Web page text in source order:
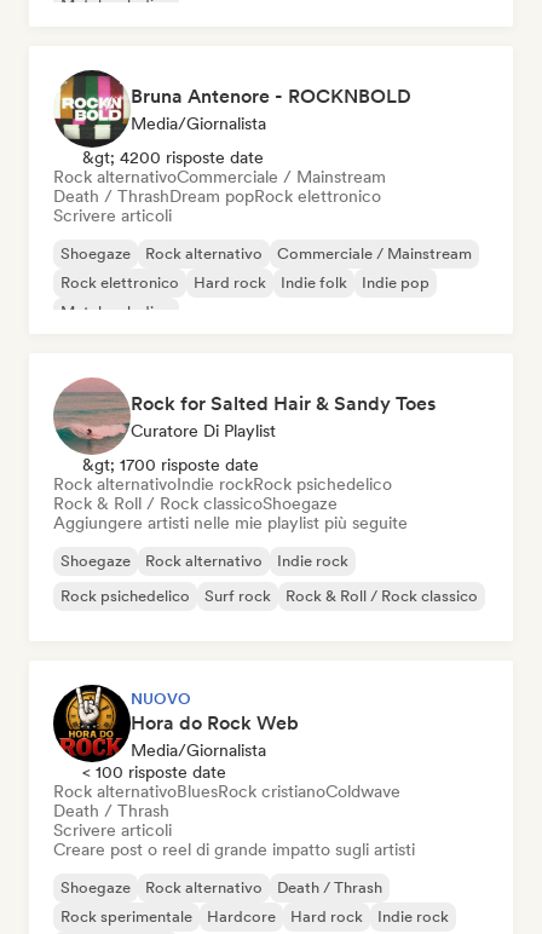
Metal melodico
Bruna Antenore - ROCKNBOLD
Media/Giornalista
&gt; 4200 risposte date
Rock alternativoCommerciale / Mainstream
Death / ThrashDream popRock elettronico
Scrivere articoli
Shoegaze Rock alternativo
Commerciale / Mainstream
Rock elettronico
Hard rock Indie folk
Indie pop
Metal melodico
Rock for Salted Hair & Sandy Toes
Curatore Di Playlist
&gt; 1700 risposte date
Rock alternativoIndie rockRock psichedelico
Rock & Roll / Rock classicoShoegaze
Aggiungere artisti nelle mie playlist più seguite
Shoegaze Rock alternativo
Indie rock
Rock psichedelico
Surf rock Rock & Roll / Rock classico
NUOVO
Hora do Rock Web
Media/Giornalista
< 100 risposte date
Rock alternativoBluesRock cristianoColdwave
Death / Thrash
Scrivere articoli
Creare post o reel di grande impatto sugli artisti
Shoegaze Rock alternativo
Death / Thrash
Rock sperimentale
Hardcore Hard rock
Indie rock